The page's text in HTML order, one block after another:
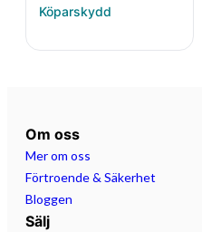
Köparskydd
Om oss
Mer om oss
Förtroende & Säkerhet
Bloggen
Sälj